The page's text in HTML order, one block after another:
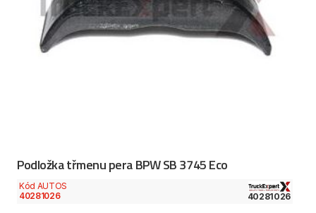
Podložka třmenu pera BPW SB 3745 Eco
Kód AUTOS
40281026
40281026